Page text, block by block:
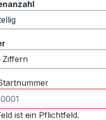
auswählen
ist ein Pflichtfeld.